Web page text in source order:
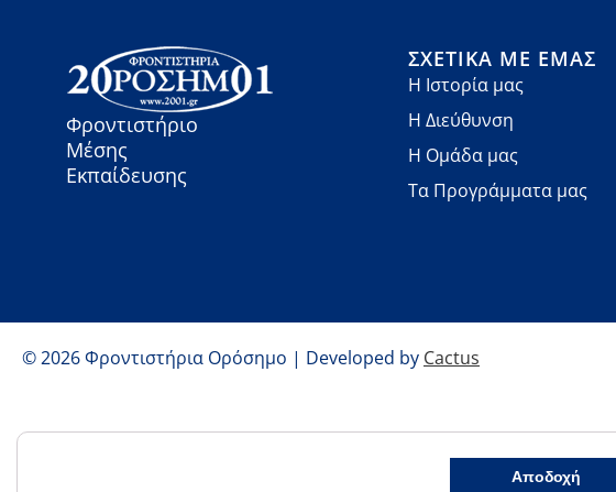
Φροντιστήριο
Μέσης
Εκπαίδευσης
ΣΧΕΤΙΚΆ ΜΕ ΕΜΆΣ
Η Ιστορία μας
Η Διεύθυνση
Η Ομάδα μας
Τα Προγράμματα μας
© 2026 Φροντιστήρια Ορόσημο | Developed by Cactus
Αποδοχή